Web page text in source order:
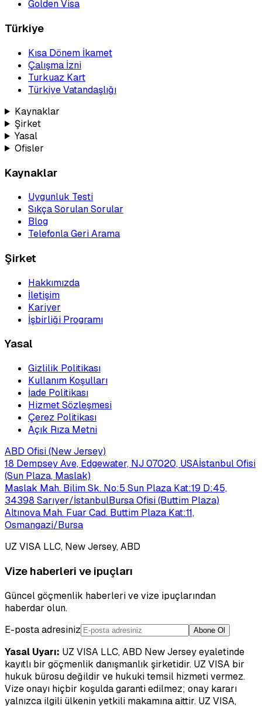
Golden Visa
Türkiye
Kısa Dönem İkamet
Çalışma İzni
Turkuaz Kart
Türkiye Vatandaşlığı
Kaynaklar
Şirket
Yasal
Ofisler
Kaynaklar
Uygunluk Testi
Sıkça Sorulan Sorular
Blog
Telefonla Geri Arama
Şirket
Hakkımızda
İletişim
Kariyer
İşbirliği Programı
Yasal
Gizlilik Politikası
Kullanım Koşulları
İade Politikası
Hizmet Sözleşmesi
Çerez Politikası
Açık Rıza Metni
ABD Ofisi (New Jersey)
18 Dempsey Ave, Edgewater, NJ 07020, USAİstanbul Ofisi
(Sun Plaza, Maslak)
Maslak Mah. Bilim Sk. No:5 Sun Plaza Kat:19 D:45,
34398 Sarıyer/İstanbulBursa Ofisi (Buttim Plaza)
Altınova Mah. Fuar Cad. Buttim Plaza Kat:11,
Osmangazi/Bursa
UZ VISA LLC, New Jersey, ABD
Vize haberleri ve ipuçları
Güncel göçmenlik haberleri ve vize ipuçlarından
haberdar olun.
E-posta adresiniz
Abone Ol
Yasal Uyarı: UZ VISA LLC, ABD New Jersey eyaletinde
kayıtlı bir göçmenlik danışmanlık şirketidir. UZ VISA bir
hukuk bürosu değildir ve hukuki temsil hizmeti vermez.
Vize onayı hiçbir koşulda garanti edilmez; onay kararı
yalnızca ilgili ülkenin yetkili makamına aittir. UZ VISA,